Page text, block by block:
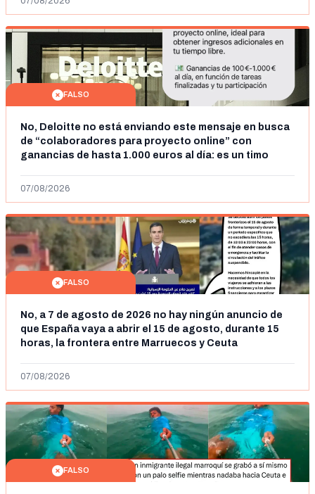
FALSO
No, Deloitte no está enviando este mensaje en busca
de “colaboradores para proyecto online” con
ganancias de hasta 1.000 euros al día: es un timo
07/08/2026
FALSO
No, a 7 de agosto de 2026 no hay ningún anuncio de
que España vaya a abrir el 15 de agosto, durante 15
horas, la frontera entre Marruecos y Ceuta
07/08/2026
FALSO